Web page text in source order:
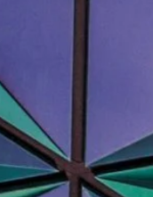
Privacy e